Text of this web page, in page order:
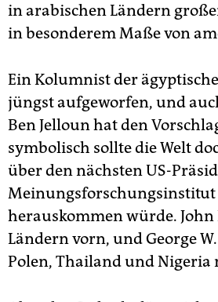
in arabischen Ländern
in besonderem Maße von
Ein Kolumnist der
jüngst aufgeworfen, und
Ben Jelloun hat den
symbolisch sollte die Welt
über den nächsten US-
Meinungsforschungsinstitut
herauskommen würde.
Ländern vorn, und George
Polen, Thailand und Nigeria